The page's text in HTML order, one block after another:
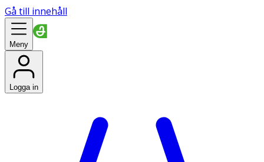
Gå till innehåll
Meny
Logga in